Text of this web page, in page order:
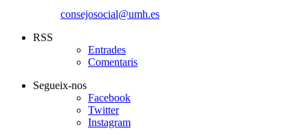
consejosocial@umh.es
RSS
Entrades
Comentaris
Segueix-nos
Facebook
Twitter
Instagram